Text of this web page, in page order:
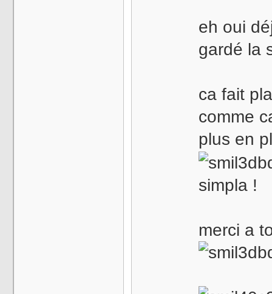
eh oui
gardé la
ca fait
comme
plus en
simpla !
merci a